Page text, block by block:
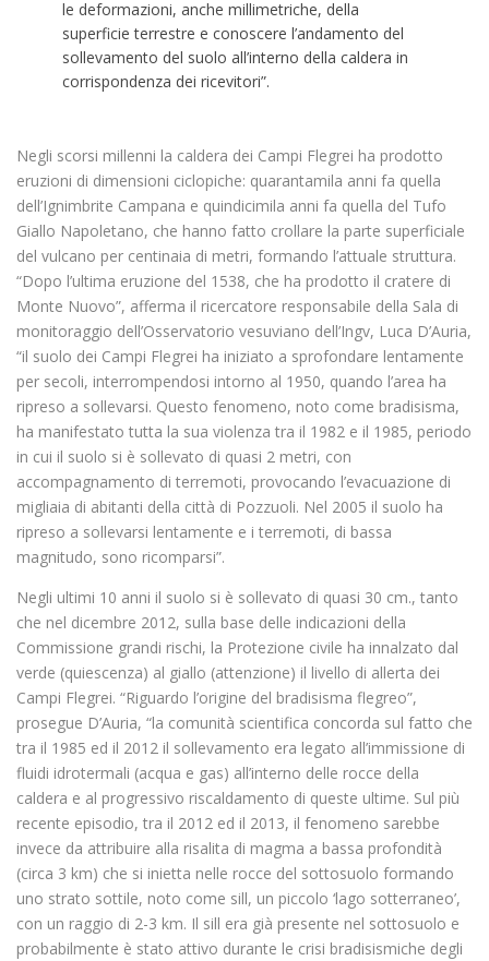
le deformazioni, anche millimetriche, della
superficie terrestre e conoscere l’andamento del
sollevamento del suolo all’interno della caldera in
corrispondenza dei ricevitori”.
Negli scorsi millenni la caldera dei Campi Flegrei ha prodotto
eruzioni di dimensioni ciclopiche: quarantamila anni fa quella
dell’Ignimbrite Campana e quindicimila anni fa quella del Tufo
Giallo Napoletano, che hanno fatto crollare la parte superficiale
del vulcano per centinaia di metri, formando l’attuale struttura.
“Dopo l’ultima eruzione del 1538, che ha prodotto il cratere di
Monte Nuovo”, afferma il ricercatore responsabile della Sala di
monitoraggio dell’Osservatorio vesuviano dell’Ingv, Luca D’Auria,
“il suolo dei Campi Flegrei ha iniziato a sprofondare lentamente
per secoli, interrompendosi intorno al 1950, quando l’area ha
ripreso a sollevarsi. Questo fenomeno, noto come bradisisma,
ha manifestato tutta la sua violenza tra il 1982 e il 1985, periodo
in cui il suolo si è sollevato di quasi 2 metri, con
accompagnamento di terremoti, provocando l’evacuazione di
migliaia di abitanti della città di Pozzuoli. Nel 2005 il suolo ha
ripreso a sollevarsi lentamente e i terremoti, di bassa
magnitudo, sono ricomparsi”.
Negli ultimi 10 anni il suolo si è sollevato di quasi 30 cm., tanto
che nel dicembre 2012, sulla base delle indicazioni della
Commissione grandi rischi, la Protezione civile ha innalzato dal
verde (quiescenza) al giallo (attenzione) il livello di allerta dei
Campi Flegrei. “Riguardo l’origine del bradisisma flegreo”,
prosegue D’Auria, “la comunità scientifica concorda sul fatto che
tra il 1985 ed il 2012 il sollevamento era legato all’immissione di
fluidi idrotermali (acqua e gas) all’interno delle rocce della
caldera e al progressivo riscaldamento di queste ultime. Sul più
recente episodio, tra il 2012 ed il 2013, il fenomeno sarebbe
invece da attribuire alla risalita di magma a bassa profondità
(circa 3 km) che si inietta nelle rocce del sottosuolo formando
uno strato sottile, noto come sill, un piccolo ‘lago sotterraneo’,
con un raggio di 2-3 km. Il sill era già presente nel sottosuolo e
probabilmente è stato attivo durante le crisi bradisismiche degli